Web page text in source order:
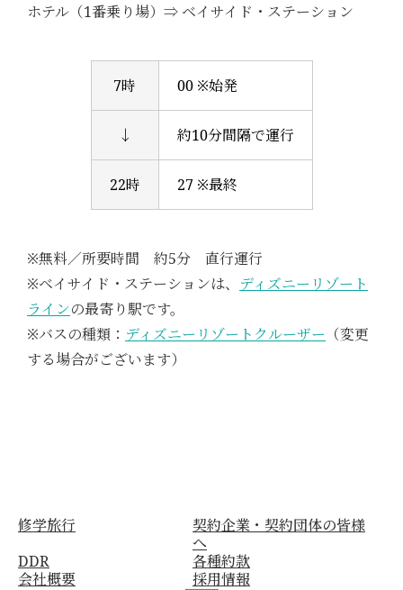
ホテル（1番乗り場）⇒ ベイサイド・ステーション
7時 00 ※始発
↓ 約10分間隔で運行
22時 27 ※最終
※無料／所要時間 約5分 直行運行
※ベイサイド・ステーションは、 ディズニーリゾート
ラインの最寄り駅です。
※バスの種類： ディズニーリゾートクルーザー （変更
する場合がございます）
修学旅行
契約企業・契約団体の皆様
へ
DDR
各種約款
会社概要
採用情報